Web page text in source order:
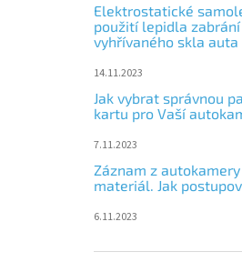
Elektrostatické
použití lepidla
vyhřívaného skla auta
14.11.2023
Jak vybrat správnou
kartu pro Vaší
7.11.2023
Záznam z
materiál. Jak
6.11.2023